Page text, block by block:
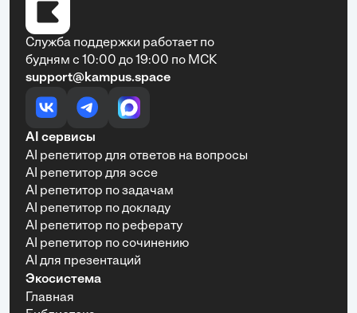
Служба поддержки работает по
будням с 10:00 до 19:00 по МСК
support@kampus.space
AI сервисы
AI репетитор для ответов на вопросы
AI репетитор для эссе
AI репетитор по задачам
AI репетитор по докладу
AI репетитор по реферату
AI репетитор по сочинению
AI для презентаций
Экосистема
Главная